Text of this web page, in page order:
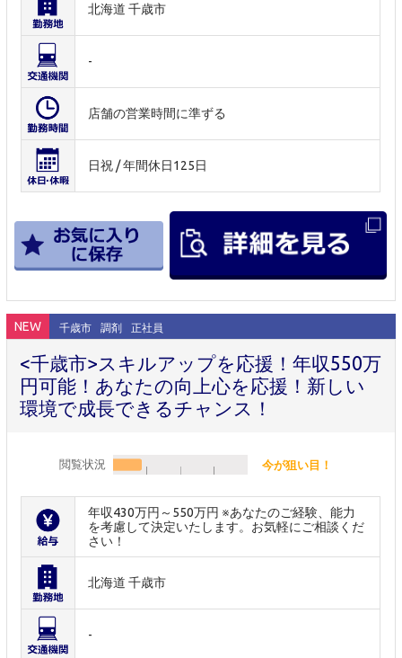
北海道 千歳市
-
店舗の営業時間に準ずる
日祝 / 年間休日125日
NEW 千歳市 調剤 正社員
<千歳市>スキルアップを応援！年収550万
円可能！あなたの向上心を応援！新しい
環境で成長できるチャンス！
閲覧状況 今が狙い目！
年収430万円～550万円 ※あなたのご経験、能力
を考慮して決定いたします。お気軽にご相談くだ
さい！
北海道 千歳市
-